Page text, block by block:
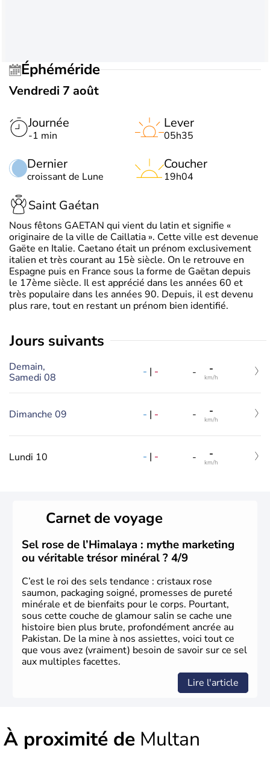
Éphéméride
Vendredi 7 août
Journée
-1 min
Dernier
croissant de Lune
Lever
05h35
Coucher
19h04
Saint Gaétan
Nous fêtons GAETAN qui vient du latin et signifie «
originaire de la ville de Caillatia ». Cette ville est devenue
Gaëte en Italie. Caetano était un prénom exclusivement
italien et très courant au 15è siècle. On le retrouve en
Espagne puis en France sous la forme de Gaëtan depuis
le 17ème siècle. Il est apprécié dans les années 60 et
très populaire dans les années 90. Depuis, il est devenu
plus rare, tout en restant un prénom bien identifié.
jours suivants
Demain,
Samedi 08
- | - - -
km/h
Dimanche 09 - | - - -
km/h
Lundi 10 - | - - -
km/h
Carnet de voyage
Sel rose de l’Himalaya : mythe marketing
ou véritable trésor minéral ? 4/9
C’est le roi des sels tendance : cristaux rose
saumon, packaging soigné, promesses de pureté
minérale et de bienfaits pour le corps. Pourtant,
sous cette couche de glamour salin se cache une
histoire bien plus brute, profondément ancrée au
Pakistan. De la mine à nos assiettes, voici tout ce
que vous avez (vraiment) besoin de savoir sur ce sel
aux multiples facettes.
Lire l'article
À proximité de Multan